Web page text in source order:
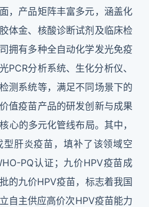
，产品矩阵丰富多元，涵盖化
体金、核酸诊断试剂及临床检
拥有多种全自动化学发光免疫
PCR分析系统、生化分析仪、
测系统等，满足不同场景下的
值疫苗产品的研发创新与成果
心的多元化管线布局。其中，
肝炎疫苗，填补了该领域空
PQ认证；九价HPV疫苗成
的九价HPV疫苗，标志着我国
自主供应高价次HPV疫苗能力